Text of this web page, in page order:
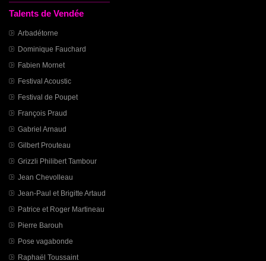
Talents de Vendée
Arbadétorne
Dominique Fauchard
Fabien Mornet
Festival Acoustic
Festival de Poupet
François Praud
Gabriel Arnaud
Gilbert Prouteau
Grizzli Philibert Tambour
Jean Chevolleau
Jean-Paul et Brigitte Artaud
Patrice et Roger Martineau
Pierre Barouh
Pose vagabonde
Raphaël Toussaint